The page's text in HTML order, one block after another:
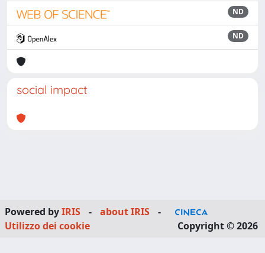
ND
ND
social impact
Powered byIRIS - about IRIS
-
Utilizzo dei cookie
Copyright © 2026